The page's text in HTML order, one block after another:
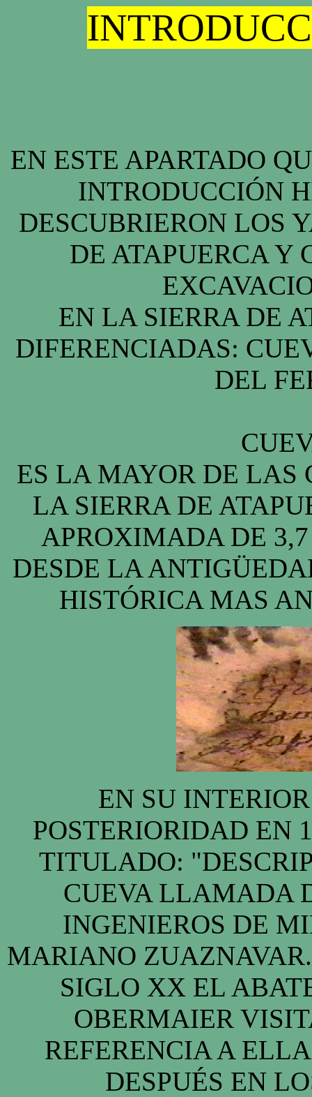
EN ESTE APARTADO
INTRODUCCIÓN
DESCUBRIERON LOS
DE ATAPUERCA Y
EN LA SIERRA DE
DIFERENCIADAS:
DEL
ES LA MAYOR DE LAS
LA SIERRA DE
APROXIMADA DE
DESDE LA
HISTÓRICA MAS
EN SU
POSTERIORIDAD EN
TITULADO:
CUEVA LLAMADA
INGENIEROS DE
MARIANO
SIGLO XX EL
OBERMAIER
REFERENCIA A
DESPUÉS EN